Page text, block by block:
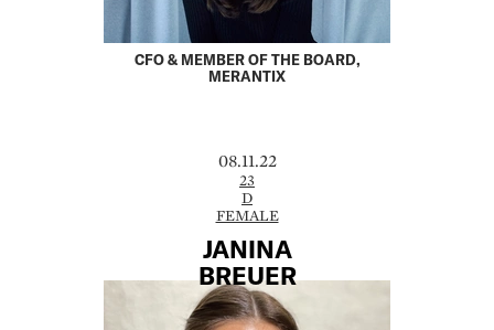
CFO & MEMBER OF THE BOARD,
MERANTIX
08.11.22
23
D
FEMALE
JANINA
BREUER